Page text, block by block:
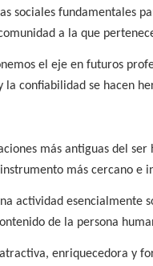
sociales fundamentales
a la que
el eje en futuros
la confiabilidad se hacen
más antiguas del
más cercano e
actividad esencialmente
de la persona
enriquecedora y